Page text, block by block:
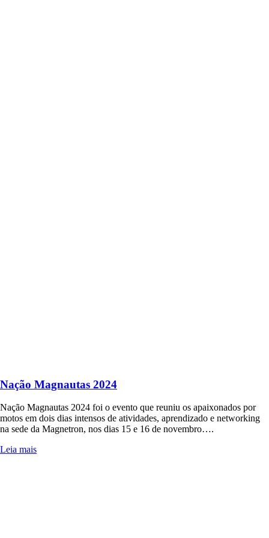
Nação Magnautas 2024
Nação Magnautas 2024 foi o evento que reuniu os apaixonados por
motos em dois dias intensos de atividades, aprendizado e networking
na sede da Magnetron, nos dias 15 e 16 de novembro….
Leia mais